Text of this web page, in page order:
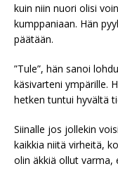
kuin niin nuori olisi
kumppaniaan. Hän
päätään.
”Tule”, hän sanoi
käsivarteni ympärille.
hetken tuntui hyvältä
Siinalle jos jollekin
kaikkia niitä virheitä,
olin äkkiä ollut varma,